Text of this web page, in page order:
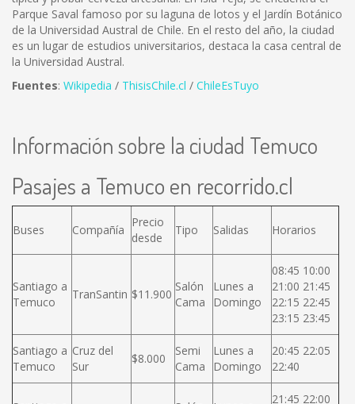
Parque Saval famoso por su laguna de lotos y el Jardín Botánico
de la Universidad Austral de Chile. En el resto del año, la ciudad
es un lugar de estudios universitarios, destaca la casa central de
la Universidad Austral.
Fuentes: Wikipedia / ThisisChile.cl / ChileEsTuyo
Información sobre la ciudad Temuco
Pasajes a Temuco en recorrido.cl
Buses Compañía
Precio
desde
Tipo Salidas Horarios
Santiago a
Temuco
TranSantin $11.900
Salón
Cama
Lunes a
Domingo
08:45 10:00
21:00 21:45
22:15 22:45
23:15 23:45
Santiago a
Temuco
Cruz del
Sur
$8.000
Semi
Cama
Lunes a
Domingo
20:45 22:05
22:40
21:45 22:00